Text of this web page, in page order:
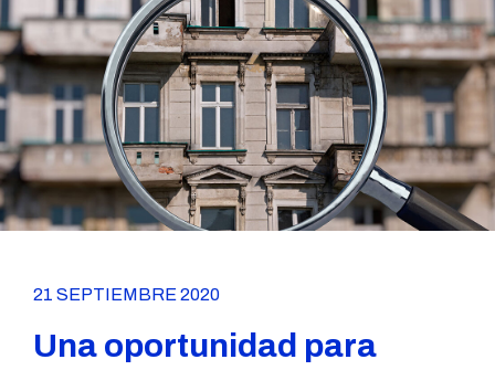
21 SEPTIEMBRE 2020
Una oportunidad para